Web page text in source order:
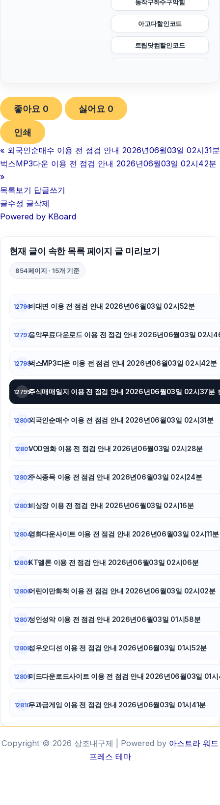
동작구하수구막힘
아고다할인코드
트립닷컴할인코드
sns마케팅
서초하수구막힘
하남하수구막힘
이혼전문변호사
좋아요 0 싫어요 0
인쇄
« 외국인순매수 이용 전 점검 안내 2026년06월03일 02시31분
벅스MP3다운 이용 전 점검 안내 2026년06월03일 02시42분
»
목록보기 답글쓰기
글수정 글삭제
Powered by KBoard
현재 글이 속한 목록 페이지 글 미리보기
854페이지 · 15개 기준
12796비대면 이용 전 점검 안내 2026년06월03일 02시52분
12797음악무료다운로드 이용 전 점검 안내 2026년06월03일 02시
12798벅스MP3다운 이용 전 점검 안내 2026년06월03일 02시42분
12799주식매매일지 이용 전 점검 안내 2026년06월03일 02시37분
12800외국인순매수 이용 전 점검 안내 2026년06월03일 02시31분
12801VOD영화 이용 전 점검 안내 2026년06월03일 02시28분
12802주식종목 이용 전 점검 안내 2026년06월03일 02시24분
12803비상장 이용 전 점검 안내 2026년06월03일 02시16분
12804영화다운사이트 이용 전 점검 안내 2026년06월03일 02시11분
12805KT멜론 이용 전 점검 안내 2026년06월03일 02시06분
12806어린이만화책 이용 전 점검 안내 2026년06월03일 02시02분
12807성인성악 이용 전 점검 안내 2026년06월03일 01시58분
12808성우오디션 이용 전 점검 안내 2026년06월03일 01시52분
12809미드다운로드사이트 이용 전 점검 안내 2026년06월03일 01
12810무과금게임 이용 전 점검 안내 2026년06월03일 01시41분
Copyright © 2026 상조내구제 | Powered by 아스트라 워드
프레스 테마